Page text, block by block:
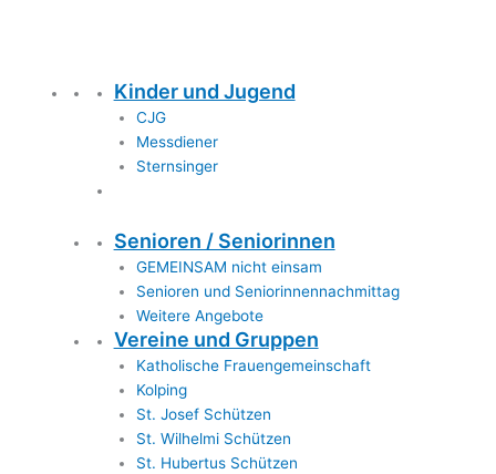
Kinder und Jugend
CJG
Messdiener
Sternsinger
Senioren / Seniorinnen
GEMEINSAM nicht einsam
Senioren und Seniorinnennachmittag
Weitere Angebote
Vereine und Gruppen
Katholische Frauengemeinschaft
Kolping
St. Josef Schützen
St. Wilhelmi Schützen
St. Hubertus Schützen